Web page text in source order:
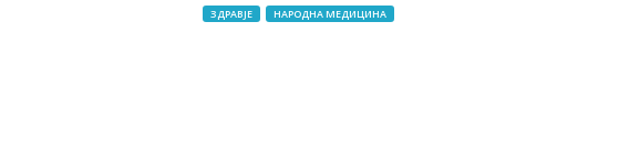
ЗДРАВЈЕ НАРОДНА МЕДИЦИНА